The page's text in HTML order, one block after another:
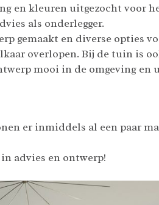
en kleuren uitgezocht
als onderlegger.
gemaakt en diverse opties
overlopen. Bij de tuin is
mooi in de omgeving en
er inmiddels al een paar
advies en ontwerp!